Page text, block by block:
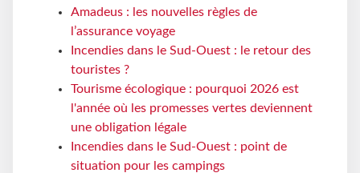
Amadeus : les nouvelles règles de
l’assurance voyage
Incendies dans le Sud-Ouest : le retour des
touristes ?
Tourisme écologique : pourquoi 2026 est
l'année où les promesses vertes deviennent
une obligation légale
Incendies dans le Sud-Ouest : point de
situation pour les campings